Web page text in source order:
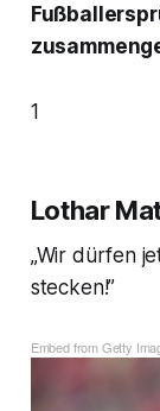
1
Lothar
„Wir dürfen
stecken!”
Embed from Getty